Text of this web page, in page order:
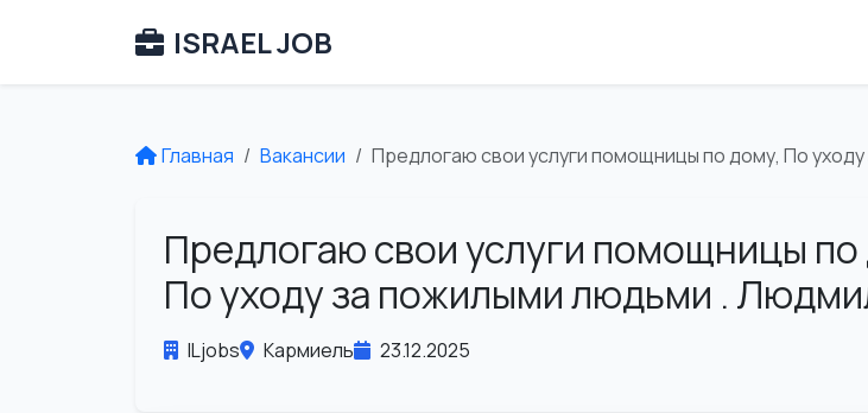
ISRAEL JOB
Главная Вакансии Предлогаю свои услуги помощницы по дому, По
Предлогаю свои услуги помощницы по
По уходу за пожилыми людьми .
ILjobs Кармиель 23.12.2025